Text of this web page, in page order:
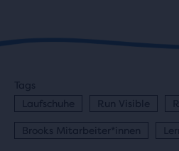
Tags
Laufschuhe
Run Visible
Brooks Mitarbeiter*innen